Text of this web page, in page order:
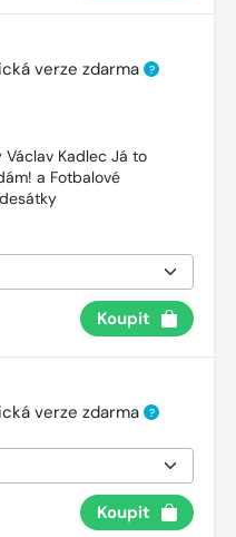
verze zdarma ?
Václav Kadlec Já to
a Fotbalové
Koupit
verze zdarma ?
Koupit